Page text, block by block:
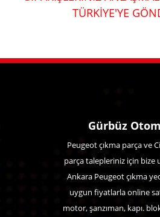
TÜRKİYE'YE
Gürbüz
Peugeot çıkma parça ve
parça talepleriniz için bize
Ankara Peugeot çıkma
uygun fiyatlarla online
motor, şanzıman, kapı.